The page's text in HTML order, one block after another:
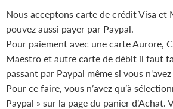
Nous acceptons carte de crédit Visa et
pouvez aussi payer par Paypal.
Pour paiement avec une carte Aurore,
Maestro et autre carte de débit il faut
passant par Paypal même si vous
Pour ce faire, vous n’avez qu’à
Paypal » sur la page du panier d’Achat.